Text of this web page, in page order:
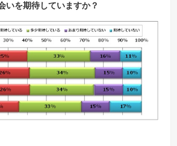
いを期待していますか？